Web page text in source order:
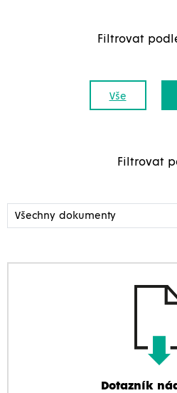
Filtrovat
Vše
Filtrovat
Dotazník